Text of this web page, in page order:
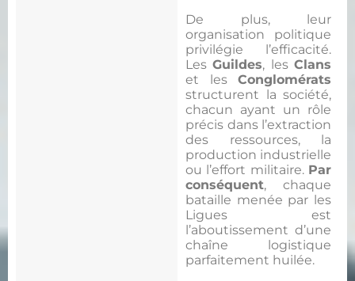
De plus, leur
organisation politique
privilégie l’efficacité.
LesGuildes, lesClans
et les Conglomérats
structurent la société,
chacun ayant un rôle
précis dans l’extraction
des ressources, la
production industrielle
ou l’effort militaire. Par
conséquent, chaque
bataille menée par les
Ligues est
l’aboutissement d’une
chaîne logistique
parfaitement huilée.